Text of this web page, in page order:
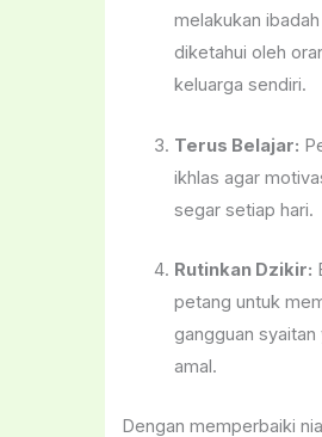
melakukan
diketahui oleh
keluarga sendiri.
Terus Belajar:
ikhlas agar
segar setiap hari.
Rutinkan Dzikir:
petang untuk
gangguan
amal.
Dengan memperbaiki